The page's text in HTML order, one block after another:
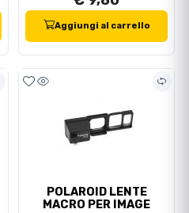
Aggiungi al carrello
POLAROID LENTE
MACRO PER IMAGE